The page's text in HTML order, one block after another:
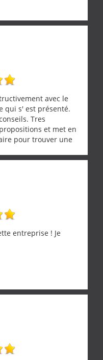
avec le
qui s' est présenté.
Tres
et met en
pour trouver une
ce qui
de leur métier.
entreprise ! Je